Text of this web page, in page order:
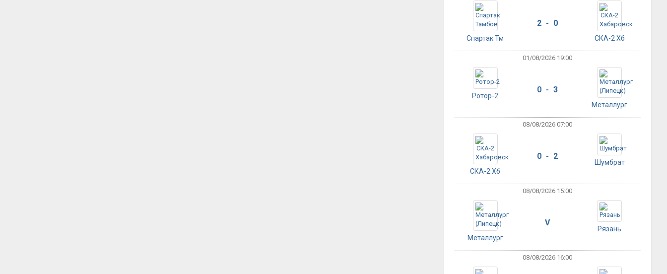
Спартак Тм
2 - 0
СКА-2 Хб
01/08/2026 19:00
Ротор-2
0 - 3
Металлург
08/08/2026 07:00
СКА-2 Хб
0 - 2
Шумбрат
08/08/2026 15:00
Металлург
V
Рязань
08/08/2026 16:00